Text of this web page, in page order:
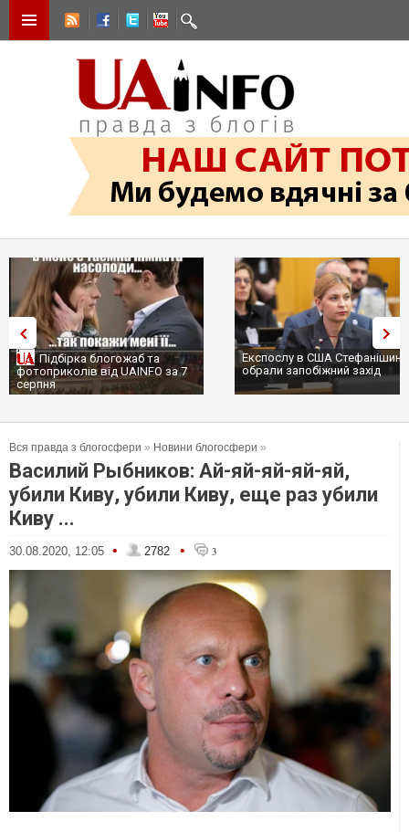
Підбірка блогожаб та
фотоприколів від UAINFO за 7
серпня
Експослу в США Стефанішиній
обрали запобіжний захід
Вся правда з блогосфери » Новини блогосфери »
Василий Рыбников: Ай-яй-яй-яй-яй,
убили Киву, убили Киву, еще раз убили
Киву ...
30.08.2020, 12:05 • 2782 • 3